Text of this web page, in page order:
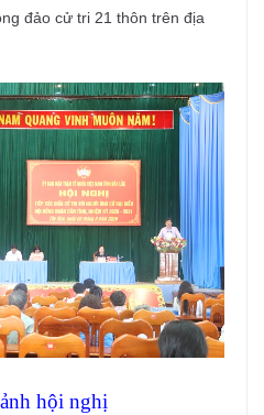
đảo cử tri 21 thôn trên địa
hội nghị